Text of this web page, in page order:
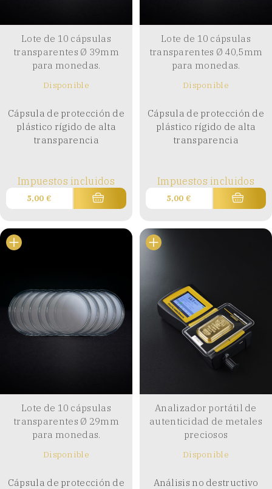
Lote de 10 cápsulas
transparentes Ø 39mm
para monedas.
Disponible
Cápsula de protección de
plástico rígido de alta
transparencia
Impuestos incluidos
5,00 €
Lote de 10 cápsulas
transparentes Ø 40,5mm
para monedas.
Disponible
Cápsula de protección de
plástico rígido de alta
transparencia
Impuestos incluidos
5,00 €
Lote de 10 cápsulas
transparentes Ø 29mm
para monedas.
Disponible
Cápsula de protección de
Analizador portátil de
autenticidad de metales
preciosos
Disponible
Análisis no destructivo